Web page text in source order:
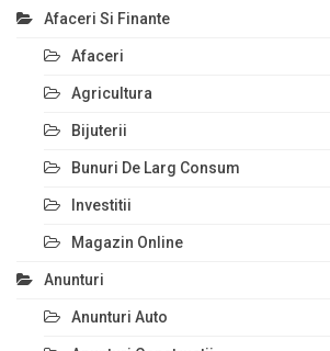
Afaceri Si Finante
Afaceri
Agricultura
Bijuterii
Bunuri De Larg Consum
Investitii
Magazin Online
Anunturi
Anunturi Auto